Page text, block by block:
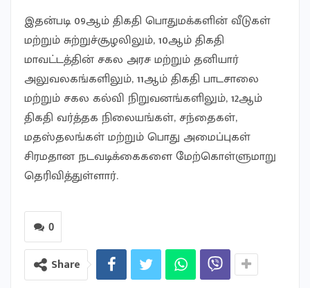
இதன்படி 09ஆம் திகதி பொதுமக்களின் வீடுகள்
மற்றும் சுற்றுச்சூழலிலும், 10ஆம் திகதி
மாவட்டத்தின் சகல அரச மற்றும் தனியார்
அலுவலகங்களிலும், 11ஆம் திகதி பாடசாலை
மற்றும் சகல கல்வி நிறுவனங்களிலும், 12ஆம்
திகதி வர்த்தக நிலையங்கள், சந்தைகள்,
மதஸ்தலங்கள் மற்றும் பொது அமைப்புகள்
சிரமதான நடவடிக்கைகளை மேற்கொள்ளுமாறு
தெரிவித்துள்ளார்.
0
Share